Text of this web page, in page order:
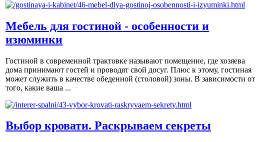
Мебель для гостиной - особенности и
изюминки
Гостиной в современной трактовке называют помещение, где хозяева
дома принимают гостей и проводят свой досуг. Плюс к этому, гостиная
может служить в качестве обеденной (столовой) зоны. В зависимости от
того, какие ваша ...
Выбор кровати. Раскрываем секреты